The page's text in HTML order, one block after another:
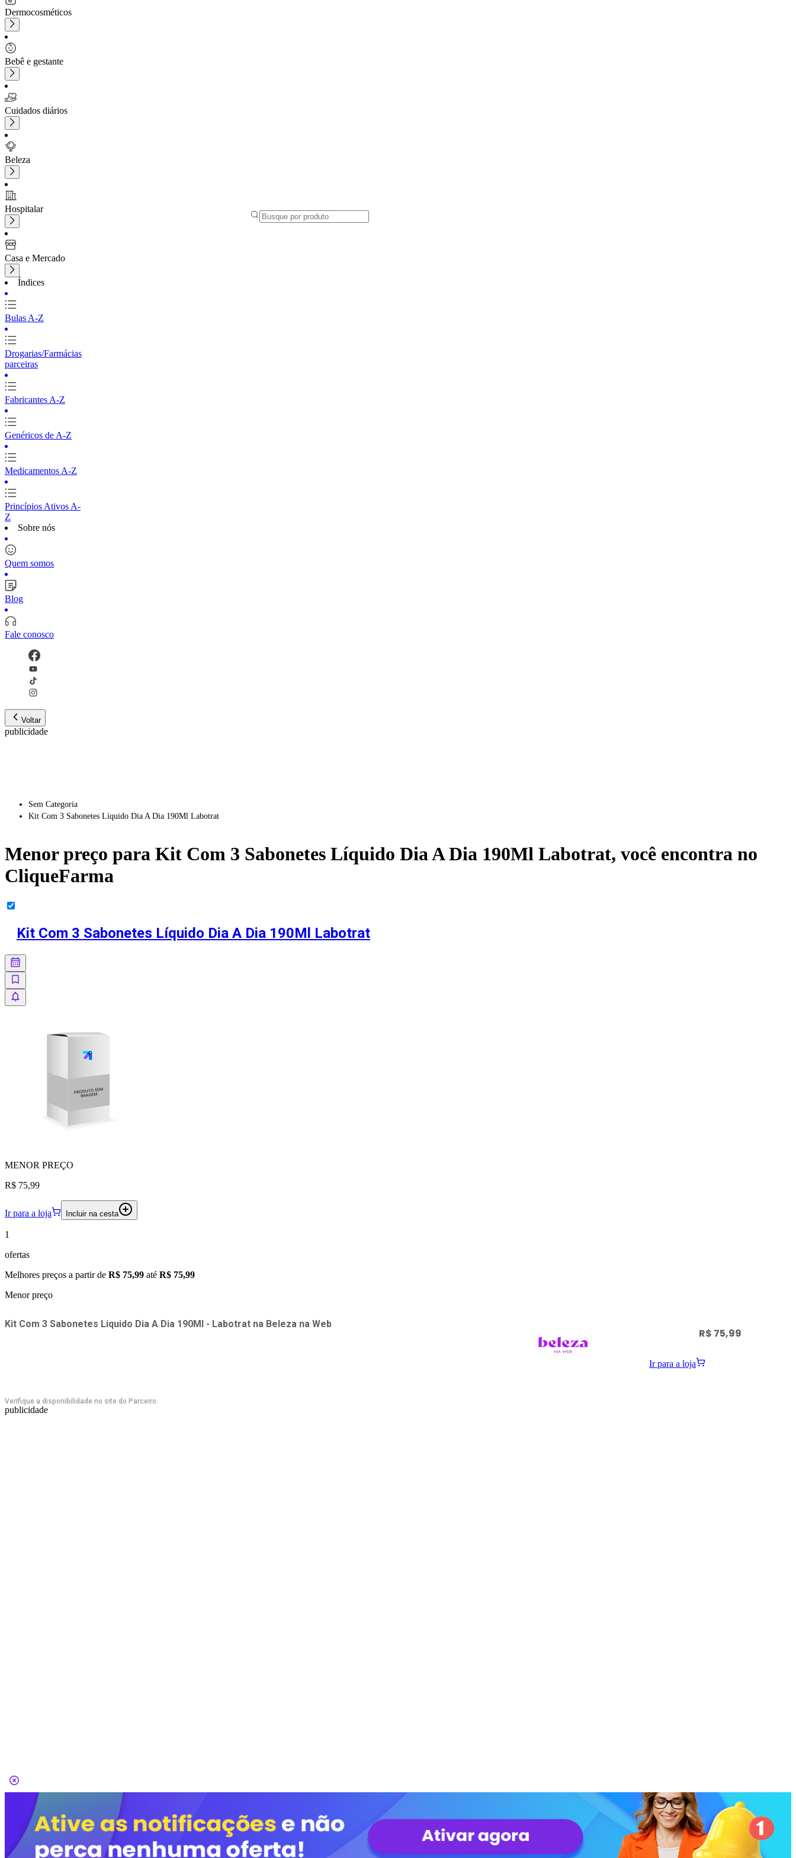
Dermocosméticos
Bebê e gestante
Cuidados diários
Beleza
Hospitalar
Casa e Mercado
Índices
Bulas A-Z
Drogarias/Farmácias
parceiras
Fabricantes A-Z
Genéricos de A-Z
Medicamentos A-Z
Princípios Ativos A-
Z
Sobre nós
Quem somos
Blog
Fale conosco
Voltar
publicidade
Sem Categoria
Kit Com 3 Sabonetes Líquido Dia A Dia 190Ml Labotrat
Menor preço para Kit Com 3 Sabonetes Líquido Dia A Dia 190Ml Labotrat, você encontra no
CliqueFarma
Kit Com 3 Sabonetes Líquido Dia A Dia 190Ml Labotrat
MENOR PREÇO
R$ 75,99
Ir para a loja Incluir na cesta
1
ofertas
Melhores preços a partir de R$ 75,99 até R$ 75,99
Menor preço
Kit Com 3 Sabonetes Liquido Dia A Dia 190Ml - Labotrat na Beleza na Web
Verifique a disponibilidade no site do Parceiro.
R$ 75,99
Ir para a loja
publicidade